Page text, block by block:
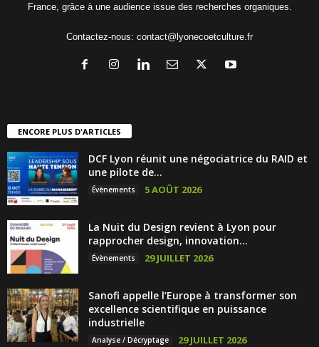
France, grâce à une audience issue des recherches organiques.
Contactez-nous: contact@lyonecoetculture.fr
ENCORE PLUS D'ARTICLES
DCF Lyon réunit une négociatrice du RAID et
une pilote de...
Évènements 5 AOÛT 2026
La Nuit du Design revient à Lyon pour
rapprocher design, innovation...
Évènements 29 JUILLET 2026
Sanofi appelle l’Europe à transformer son
excellence scientifique en puissance
industrielle
Analyse / Décryptage 29 JUILLET 2026